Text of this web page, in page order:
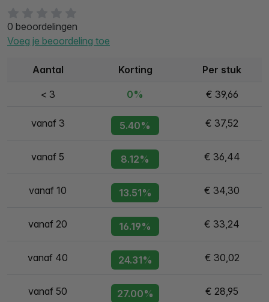
0 beoordelingen
Voeg je beoordeling toe
Aantal Korting Per stuk
< 3 0% € 39,66
vanaf 3 5.40% € 37,52
vanaf 5 8.12% € 36,44
vanaf 10 13.51% € 34,30
vanaf 20 16.19% € 33,24
vanaf 40 24.31% € 30,02
vanaf 50 27.00% € 28,95